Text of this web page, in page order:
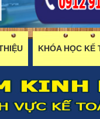
KHÓA HỌC KẾ